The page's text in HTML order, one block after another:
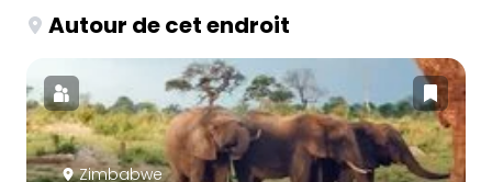
Autour de cet endroit
Zimbabwe